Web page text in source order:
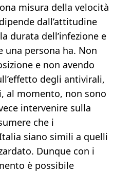
misura della velocità
dall’attitudine
durata dell’infezione e
persona ha. Non
e non avendo
degli antivirali,
al momento, non sono
intervenire sulla
che i
siano simili a quelli
Dunque con i
è possibile